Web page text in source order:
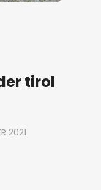
tirol
2021